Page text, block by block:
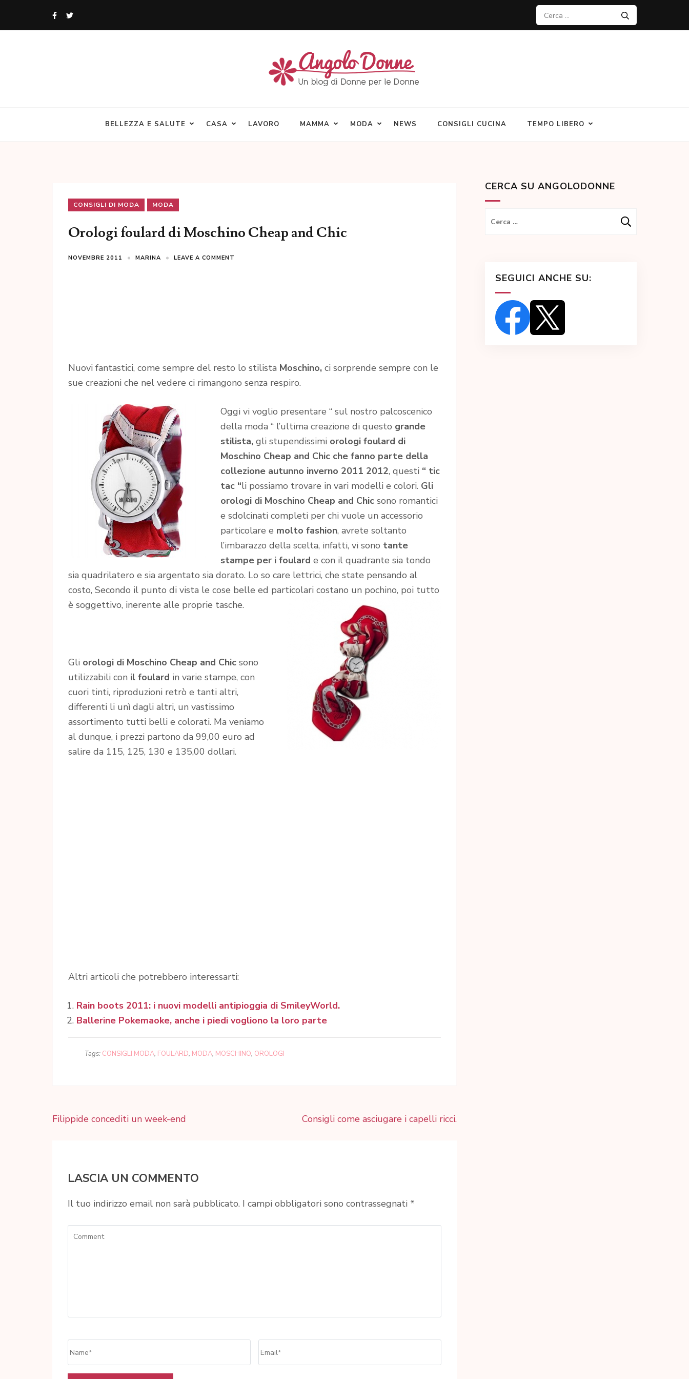
Ricerca
per:
BELLEZZA E SALUTE CASA LAVORO MAMMA MODA NEWS CONSIGLI CUCINA TEMPO LIBERO
CONSIGLI DI MODA MODA
Orologi foulard di Moschino Cheap and Chic
NOVEMBRE 2011 MARINA LEAVE A COMMENT
Nuovi fantastici, come sempre del resto lo stilista Moschino, ci sorprende sempre con le
sue creazioni che nel vedere ci rimangono senza respiro.
Oggi vi voglio presentare “ sul nostro palcoscenico
della moda “ l’ultima creazione di questo grande
stilista, gli stupendissimi orologi foulard di
Moschino Cheap and Chic che fanno parte della
collezione autunno inverno 2011 2012, questi “ tic
tac “li possiamo trovare in vari modelli e colori. Gli
orologi di Moschino Cheap and Chic sono romantici
e sdolcinati completi per chi vuole un accessorio
particolare e molto fashion, avrete soltanto
l’imbarazzo della scelta, infatti, vi sono tante
stampe per i foulard e con il quadrante sia tondo
sia quadrilatero e sia argentato sia dorato. Lo so care lettrici, che state pensando al
costo, Secondo il punto di vista le cose belle ed particolari costano un pochino, poi tutto
è soggettivo, inerente alle proprie tasche.
Gli orologi di Moschino Cheap and Chic sono
utilizzabili con il foulard in varie stampe, con
cuori tinti, riproduzioni retrò e tanti altri,
differenti li unì dagli altri, un vastissimo
assortimento tutti belli e colorati. Ma veniamo
al dunque, i prezzi partono da 99,00 euro ad
salire da 115, 125, 130 e 135,00 dollari.
Altri articoli che potrebbero interessarti:
Rain boots 2011: i nuovi modelli antipioggia di SmileyWorld.
Ballerine Pokemaoke, anche i piedi vogliono la loro parte
Tags: CONSIGLI MODA, FOULARD, MODA, MOSCHINO, OROLOGI
Navigazione
Filippide concediti un week-end Consigli come asciugare i capelli ricci.
LASCIA UN COMMENTO
Il tuo indirizzo email non sarà pubblicato. I campi obbligatori sono contrassegnati *
Comment
CERCA SU ANGOLODONNE
Ricerca
SEGUICI ANCHE SU: